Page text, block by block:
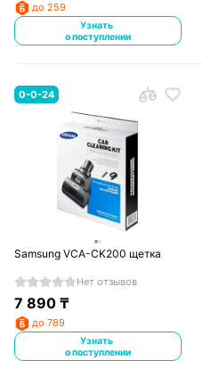
до 259
Узнать
о поступлении
0-0-24
Samsung VCA-CK200 щетка
Нет отзывов
7 890₸
до 789
Узнать
о поступлении